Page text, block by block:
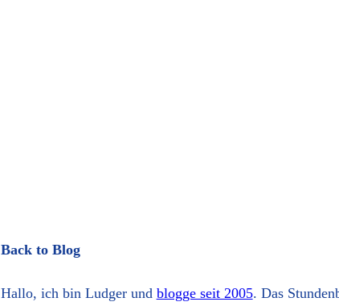
Back to Blog
Hallo, ich bin Ludger und blogge seit 2005. Das